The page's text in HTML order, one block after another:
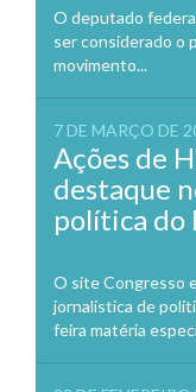
O deputado
ser considerado o
movimento...
7 DE MARÇO DE
Ações de
destaque
política do
O site Congresso
jornalística de
feira matéria